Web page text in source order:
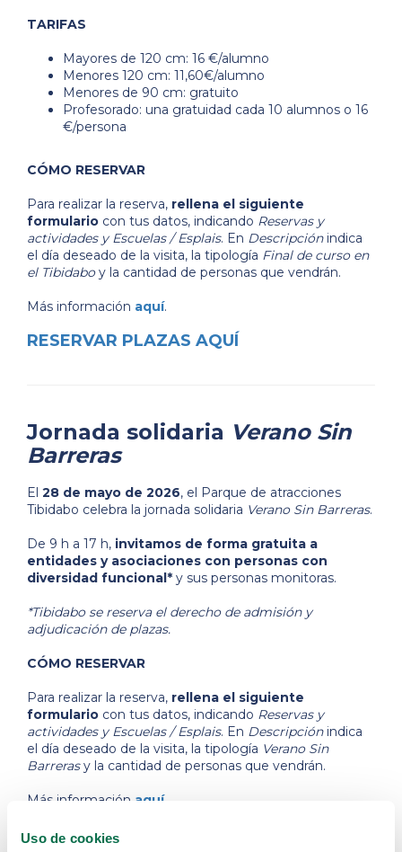
Uso de cookies
TARIFAS
Mayores de 120 cm: 16 €/alumno
Menores 120 cm: 11,60€/alumno
Menores de 90 cm: gratuito
Profesorado: una gratuidad cada 10 alumnos o 16
€/persona
CÓMO RESERVAR
Para realizar la reserva, rellena el siguiente
formulario con tus datos, indicando Reservas y
actividades y Escuelas / Esplais. En Descripciónindica
el día deseado de la visita, la tipología Final de curso en
el Tibidaboy la cantidad de personas que vendrán.
Más información aquí.
RESERVAR PLAZAS AQUÍ
Jornada solidaria Verano Sin
Barreras
El 28 de mayo de 2026, el Parque de atracciones
Tibidabo celebra la jornada solidaria Verano Sin Barreras.
De 9 h a 17 h, invitamos de forma gratuita a
entidades y asociaciones con personas con
diversidad funcional* y sus personas monitoras.
*Tibidabo se reserva el derecho de admisión y
adjudicación de plazas.
CÓMO RESERVAR
Para realizar la reserva, rellena el siguiente
formulario con tus datos, indicando Reservas y
actividades y Escuelas / Esplais. En Descripciónindica
el día deseado de la visita, la tipología Verano Sin
Barrerasy la cantidad de personas que vendrán.
Más información aquí.
RESERVAR PLAZAS AQUÍ